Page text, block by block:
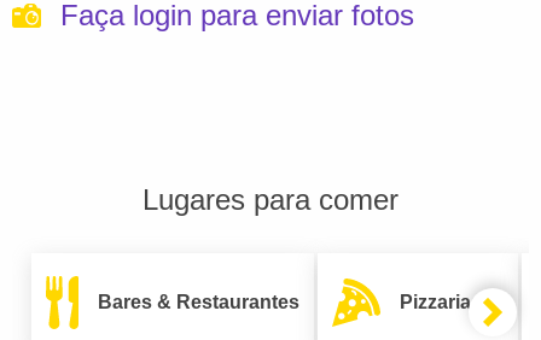
Faça login para enviar fotos
Lugares para comer
Bares & Restaurantes Pizzarias